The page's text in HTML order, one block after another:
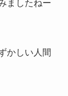
ましたねー
かしい人間